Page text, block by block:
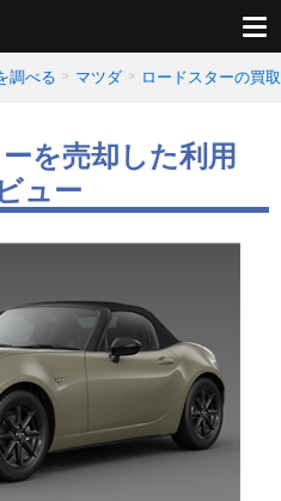
調べる マツダ ロードスターの買
を売却した利用
ュー